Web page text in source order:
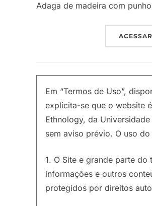
Adaga de madeira com
Em “Termos de Uso”,
explicita-se que o website
Ethnology, da
sem aviso prévio. O uso
1. O Site e grande parte
informações e outros
protegidos por direitos